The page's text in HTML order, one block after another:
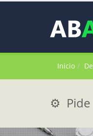
Inicio
⚙️ Pide